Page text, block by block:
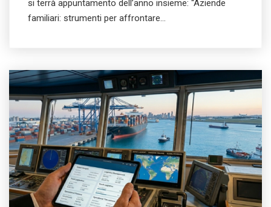
si terrà appuntamento dell’anno insieme: “Aziende
familiari: strumenti per affrontare…